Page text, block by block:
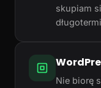
skupiam
Nie biorę